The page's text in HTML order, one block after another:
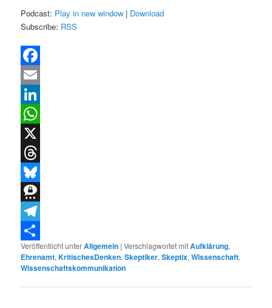
Podcast: Play in new window | Download
Subscribe: RSS
Facebook
Email
LinkedIn
WhatsApp
X
Threads
Bluesky
Threema
Telegram
Teilen
Veröffentlicht unterAllgemein |Verschlagwortet mitAufklärung,
Ehrenamt,KritischesDenken,Skeptiker,Skeptix,Wissenschaft,
Wissenschaftskommunikation